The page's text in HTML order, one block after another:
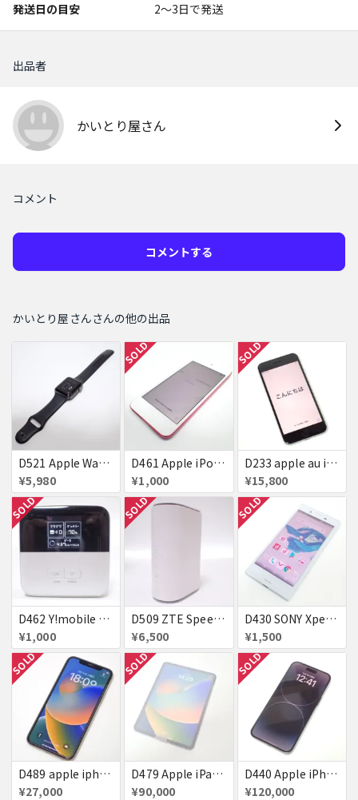
発送日の目安 2〜3日で発送
出品者
かいとり屋さん
コメント
コメントする
かいとり屋さんさんの他の出品
D521 Apple Watch Series3 A1859 42mm GPS アルミニウム
¥5,980
SOLD
D461 Apple iPod touch 第6世代 16GB
¥1,000
SOLD
D233 apple au iphone SE2 64g MX9T2J/A シルバー 判定△
¥15,800
SOLD
D462 Y!mobile Pocket WiFi 601ZT 本体のみ
¥1,000
SOLD
D509 ZTE Speed Wi-Fi HOME 5G L11 ZTR01SWA
¥6,500
SOLD
D430 SONY Xperia X Compact so-02j 判定△
¥1,500
SOLD
D489 apple iphone11 pro 256GB ブラック バッテリー容量80%
¥27,000
SOLD
D479 Apple iPad Pro 11インチ 256GB 第4世代 シルバー SBM系判定△
¥90,000
SOLD
D440 Apple iPhone14 pro Max 128GB スペースブラック SBM系判定△
¥120,000